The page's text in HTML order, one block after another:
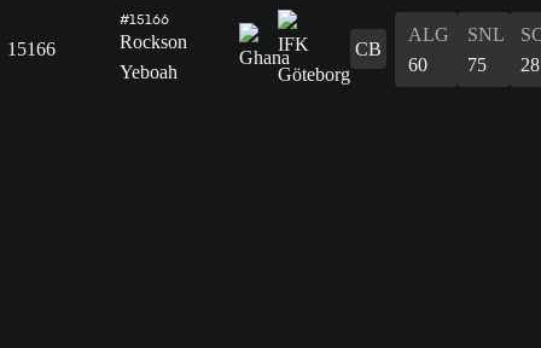
15166
#15166
Rockson
Yeboah
CB
ALG
60
SNL
75
28